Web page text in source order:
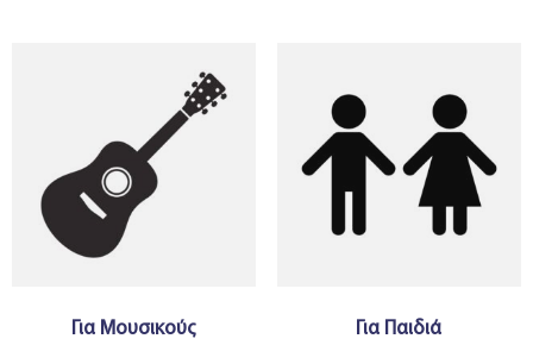
Για Μουσικούς Για Παιδιά